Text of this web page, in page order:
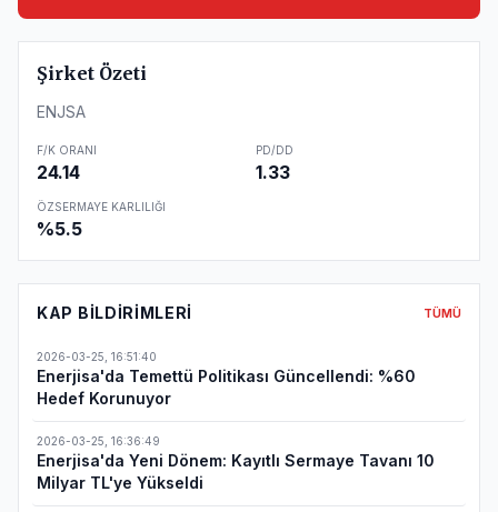
Şirket Özeti
ENJSA
F/K ORANI
24.14
PD/DD
1.33
ÖZSERMAYE KARLILIĞI
%5.5
KAP BILDIRIMLERI TÜMÜ
2026-03-25 16:51:40
Enerjisa'da Temettü Politikası Güncellendi: %60
Hedef Korunuyor
2026-03-25 16:36:49
Enerjisa'da Yeni Dönem: Kayıtlı Sermaye Tavanı 10
Milyar TL'ye Yükseldi